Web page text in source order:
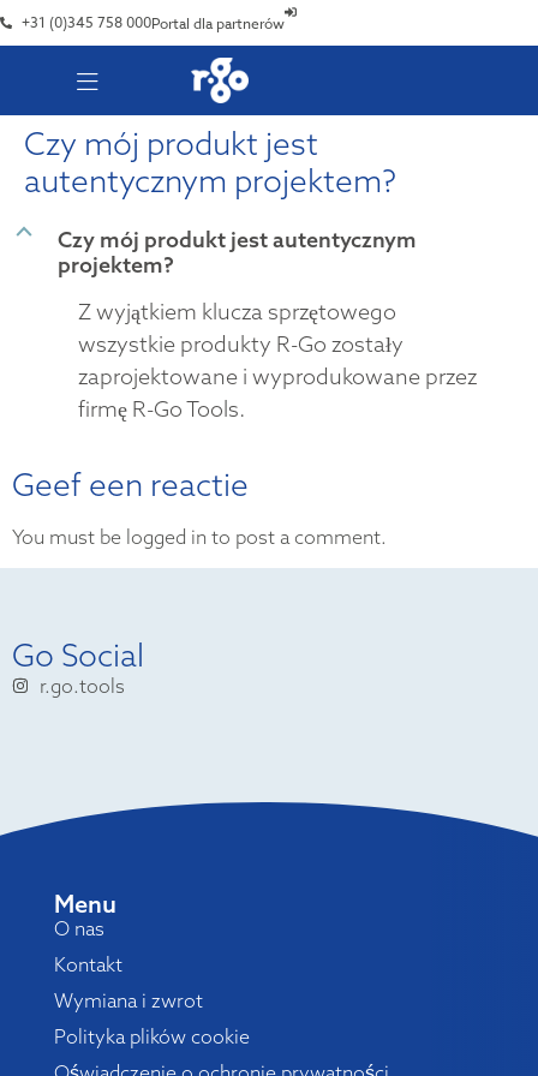
+31 (0)345 758 000Portal dla partnerów
Czy mój produkt jest
autentycznym projektem?
B
Czy mój produkt jest autentycznym
projektem?
Z wyjątkiem klucza sprzętowego
wszystkie produkty R-Go zostały
zaprojektowane i wyprodukowane przez
firmę R-Go Tools.
Geef een reactie
You must be logged in to post a comment.
Go Social
r.go.tools
Menu
O nas
Kontakt
Wymiana i zwrot
Polityka plików cookie